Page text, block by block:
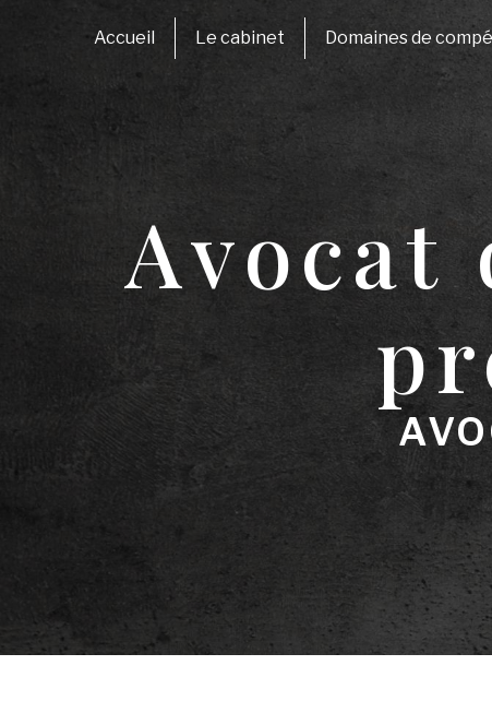
Accueil Le cabinet Domaines de
Panneau de gestion des cookies